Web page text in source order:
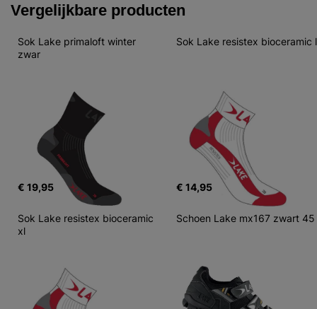
Vergelijkbare producten
Sok Lake primaloft winter
zwar
€ 19,95
Sok Lake resistex bioceramic l
€ 14,95
Sok Lake resistex bioceramic
xl
Schoen Lake mx167 zwart 45